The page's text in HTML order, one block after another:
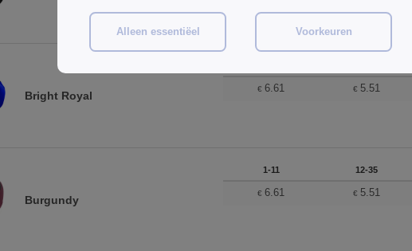
Bright Royal €6.61 € 5.51
Burgundy
1-11 12-35
€6.61 € 5.51
Alleen essentiëel Voorkeuren